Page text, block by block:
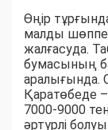
Өңір
малды
жалғасуда.
бумасының
аралығында.
Қаратөбеде
7000-9000
әртүрлі